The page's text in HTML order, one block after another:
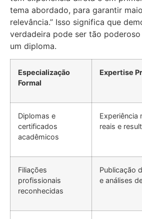
tema abordado, para garantir
relevância.” Isso significa que
verdadeira pode ser tão
um diploma.
Especialização
Formal
Expertise
Diplomas e
certificados
acadêmicos
Experiência
reais e
Filiações
profissionais
reconhecidas
Publicação
e análises